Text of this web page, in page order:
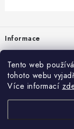
Tento web
tohoto webu
Více informací
Informace
Prodejna
Rady a tipy